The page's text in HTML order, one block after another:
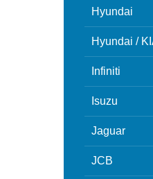
Hyundai
Hyundai /
Infiniti
Isuzu
Jaguar
JCB